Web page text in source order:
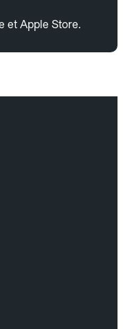
et Apple Store.